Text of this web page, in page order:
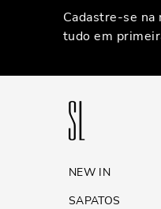
Cadastre-se na
tudo em
NEW IN
SAPATOS